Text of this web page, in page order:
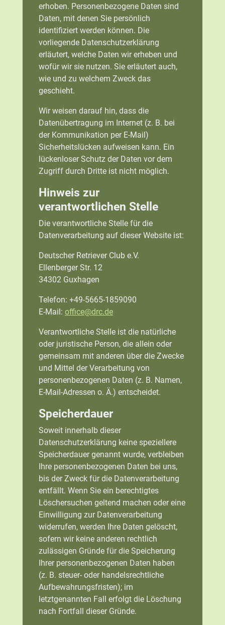
erhoben. Personenbezogene Daten sind
Daten, mit denen Sie persönlich
identifiziert werden können. Die
vorliegende Datenschutzerklärung
erläutert, welche Daten wir erheben und
wofür wir sie nutzen. Sie erläutert auch,
wie und zu welchem Zweck das
geschieht.
Wir weisen darauf hin, dass die
Datenübertragung im Internet (z. B. bei
der Kommunikation per E-Mail)
Sicherheitslücken aufweisen kann. Ein
lückenloser Schutz der Daten vor dem
Zugriff durch Dritte ist nicht möglich.
Hinweis zur
verantwortlichen Stelle
Die verantwortliche Stelle für die
Datenverarbeitung auf dieser Website ist:
Deutscher Retriever Club e.V.
Ellenberger Str. 12
34302 Guxhagen
Telefon: +49-5665-1859090
E-Mail: office@drc.de
Verantwortliche Stelle ist die natürliche
oder juristische Person, die allein oder
gemeinsam mit anderen über die Zwecke
und Mittel der Verarbeitung von
personenbezogenen Daten (z. B. Namen,
E-Mail-Adressen o. Ä.) entscheidet.
Speicherdauer
Soweit innerhalb dieser
Datenschutzerklärung keine speziellere
Speicherdauer genannt wurde, verbleiben
Ihre personenbezogenen Daten bei uns,
bis der Zweck für die Datenverarbeitung
entfällt. Wenn Sie ein berechtigtes
Löschersuchen geltend machen oder eine
Einwilligung zur Datenverarbeitung
widerrufen, werden Ihre Daten gelöscht,
sofern wir keine anderen rechtlich
zulässigen Gründe für die Speicherung
Ihrer personenbezogenen Daten haben
(z. B. steuer- oder handelsrechtliche
Aufbewahrungsfristen); im
letztgenannten Fall erfolgt die Löschung
nach Fortfall dieser Gründe.